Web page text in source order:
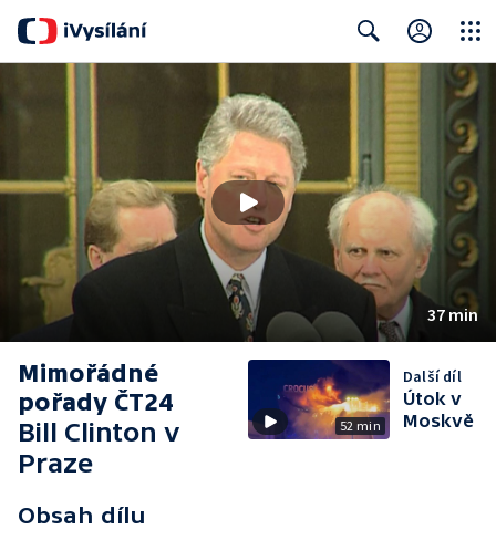
Close
37 min
Mimořádné
pořady ČT24
Bill Clinton v
Praze
Obsah dílu
52 min
Další díl
Útok v
Moskvě